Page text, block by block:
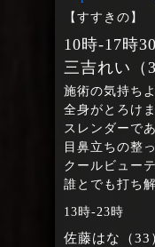
【すすきの】
10時‐17時
三吉れい（
施術の気持ち
全身がとろけ
スレンダーで
目鼻立ちの整
クールビュー
誰とでも打ち
13時‐23時
佐藤はな（33